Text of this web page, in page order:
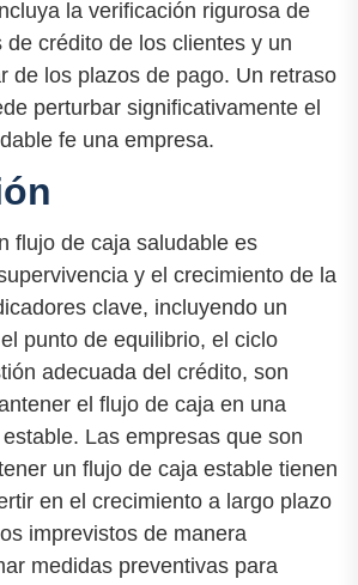
la verificación rigurosa de
de crédito de los clientes y un
de los plazos de pago. Un retraso
perturbar significativamente el
fe una empresa.
flujo de caja saludable es
y el crecimiento de la
clave, incluyendo un
punto de equilibrio, el ciclo
adecuada del crédito, son
el flujo de caja en una
Las empresas que son
un flujo de caja estable tienen
en el crecimiento a largo plazo
imprevistos de manera
medidas preventivas para